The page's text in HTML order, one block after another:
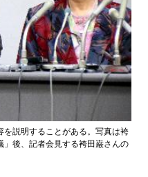
説明することがある。写真は袴
」後、記者会見する袴田巌さんの